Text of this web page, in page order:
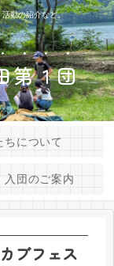
動の紹介など。
第１団
ちについて
入団のご案内
ブフェス